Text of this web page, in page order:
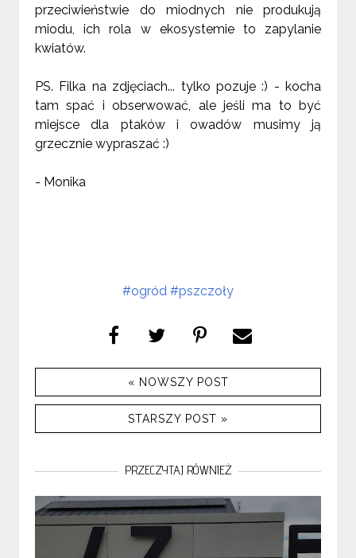
przeciwieństwie do miodnych nie produkują
miodu, ich rola w ekosystemie to zapylanie
kwiatów.
PS. Filka na zdjęciach... tylko pozuje :) - kocha
tam spać i obserwować, ale jeśli ma to być
miejsce dla ptaków i owadów musimy ją
grzecznie wypraszać :)
- Monika
#ogród #pszczoły
« NOWSZY POST
STARSZY POST »
PRZECZYTAJ RÓWNIEŻ